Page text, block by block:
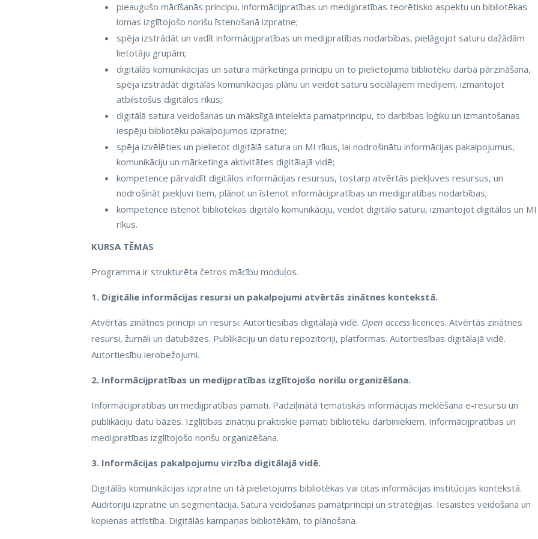
pieaugušo mācīšanās principu, informācijpratības un medijpratības teorētisko aspektu un bibliotēkas
lomas izglītojošo norišu īstenošanā izpratne;
spēja izstrādāt un vadīt informācijpratības un medijpratības nodarbības, pielāgojot saturu dažādām
lietotāju grupām;
digitālās komunikācijas un satura mārketinga principu un to pielietojuma bibliotēku darbā pārzināšana,
spēja izstrādāt digitālās komunikācijas plānu un veidot saturu sociālajiem medijiem, izmantojot
atbilstošus digitālos rīkus;
digitālā satura veidošanas un mākslīgā intelekta pamatprincipu, to darbības loģiku un izmantošanas
iespēju bibliotēku pakalpojumos izpratne;
spēja izvēlēties un pielietot digitālā satura un MI rīkus, lai nodrošinātu informācijas pakalpojumus,
komunikāciju un mārketinga aktivitātes digitālajā vidē;
kompetence pārvaldīt digitālos informācijas resursus, tostarp atvērtās piekļuves resursus, un
nodrošināt piekļuvi tiem, plānot un īstenot informācijpratības un medijpratības nodarbības;
kompetence īstenot bibliotēkas digitālo komunikāciju, veidot digitālo saturu, izmantojot digitālos un MI
rīkus.
KURSA TĒMAS
Programma ir strukturēta četros mācību moduļos.
1. Digitālie informācijas resursi un pakalpojumi atvērtās zinātnes kontekstā.
Atvērtās zinātnes principi un resursi. Autortiesības digitālajā vidē. Open access licences. Atvērtās zinātnes
resursi, žurnāli un datubāzes. Publikāciju un datu repozitoriji, platformas. Autortiesības digitālajā vidē.
Autortiesību ierobežojumi.
2. Informācijpratības un medijpratības izglītojošo norišu organizēšana.
Informācijpratības un medijpratības pamati. Padziļinātā tematiskās informācijas meklēšana e-resursu un
publikāciju datu bāzēs. Izglītības zinātņu praktiskie pamati bibliotēku darbiniekiem. Informācijpratības un
medijpratības izglītojošo norišu organizēšana.
3. Informācijas pakalpojumu virzība digitālajā vidē.
Digitālās komunikācijas izpratne un tā pielietojums bibliotēkas vai citas informācijas institūcijas kontekstā.
Auditoriju izpratne un segmentācija. Satura veidošanas pamatprincipi un stratēģijas. Iesaistes veidošana un
kopienas attīstība. Digitālās kampaņas bibliotēkām, to plānošana.